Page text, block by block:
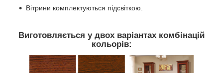
Вітрини комплектуються підсвіткою.
Виготовляється у двох варіантах комбінацій
кольорів: